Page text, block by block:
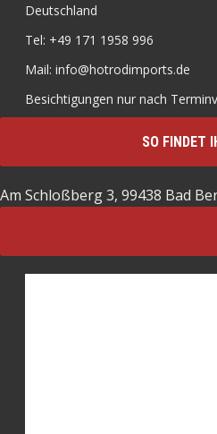
Deutschland
Tel: +49 171 1958 996
Mail: info@hotrodimports.de
Besichtigungen nur nach
SO FINDET
Am Schloßberg 3, 99438 Bad